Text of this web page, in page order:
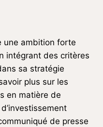
une ambition forte
intégrant des critères
sa stratégie
plus sur les
en matière de
de presse